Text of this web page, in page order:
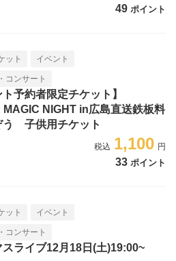
49 ポイント
ット イベント
コンサート
ト予約者限定チケット】
MAGIC NIGHT in広島直送鉄板料
う 子供用チケット
1,100
33 ポイント
ット イベント
コンサート
スライブ12月18日(土)19:00~